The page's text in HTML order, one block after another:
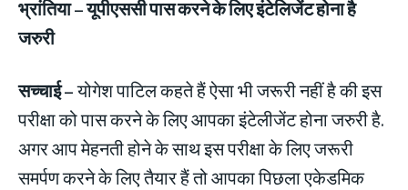
भ्रांतिया– यूपीएससी पास करने के लिए इंटेलिजेंट होना है
जरुरी
सच्चाई –योगेश पाटिल कहते हैं ऐसा भी जरूरी नहीं है की इस
परीक्षा को पास करने के लिए आपका इंटेलीजेंट होना जरुरी है.
अगर आप मेहनती होने के साथ इस परीक्षा के लिए जरूरी
समर्पण करने के लिए तैयार हैं तो आपका पिछला एकेडमिक